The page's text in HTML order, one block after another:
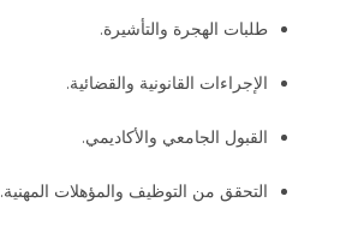
طلبات الهجرة والتأشيرة.
الإجراءات القانونية والقضائية.
القبول الجامعي والأكاديمي.
التحقق من التوظيف والمؤهلات المهنية.